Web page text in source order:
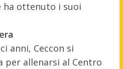
ha ottenuto i suoi
anni, Ceccon si
per allenarsi al Centro